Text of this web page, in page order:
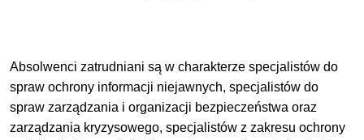
Absolwenci zatrudniani są w charakterze specjalistów do
spraw ochrony informacji niejawnych, specjalistów do
spraw zarządzania i organizacji bezpieczeństwa oraz
zarządzania kryzysowego, specjalistów z zakresu ochrony